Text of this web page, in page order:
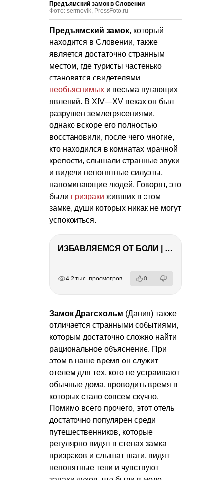
Предъямский замок в Словении
Фото: serrnovik, PressFoto.ru
Предъямский замок, который
находится в Словении, также
является достаточно странным
местом, где туристы частенько
становятся свидетелями
необъяснимых и весьма пугающих
явлений. В XIV—XV веках он был
разрушен землетрясениями,
однако вскоре его полностью
восстановили, после чего многие,
кто находился в комнатах мрачной
крепости, слышали странные звуки
и видели непонятные силуэты,
напоминающие людей. Говорят, это
были призраки живших в этом
замке, души которых никак не могут
успокоиться.
ИЗБАВЛЯЕМСЯ ОТ БОЛИ | Важность режима и питания
4.2 тыс. просмотров 0
Замок Драгсхольм (Дания) также
отличается странными событиями,
которым достаточно сложно найти
рациональное объяснение. При
этом в наше время он служит
отелем для тех, кого не устраивают
обычные дома, проводить время в
которых стало совсем скучно.
Помимо всего прочего, этот отель
достаточно популярен среди
путешественников, которые
регулярно видят в стенах замка
призраков и слышат шаги, видят
непонятные тени и чувствуют